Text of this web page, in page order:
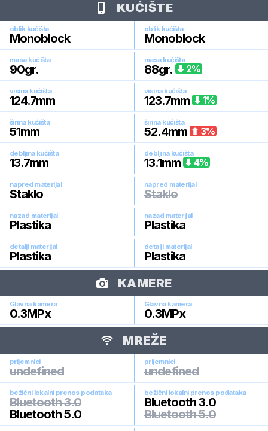
KUĆIŠTE
oblik kućišta
Monoblock
oblik kućišta
Monoblock
masa kućišta
90gr.
masa kućišta
88gr. 2%
visina kućišta
124.7mm
visina kućišta
123.7mm 1%
širina kućišta
51mm
širina kućišta
52.4mm 3%
debljina kućišta
13.7mm
debljina kućišta
13.1mm 4%
napred materijal
Staklo
napred materijal
Staklo
nazad materijal
Plastika
nazad materijal
Plastika
detalji materijal
Plastika
detalji materijal
Plastika
KAMERE
Glavna kamera
0.3MPx
Glavna kamera
0.3MPx
MREŽE
prijemnici
undefined
prijemnici
undefined
bežični lokalni prenos podataka
Bluetooth 3.0
Bluetooth 5.0
bežični lokalni prenos podataka
Bluetooth 3.0
Bluetooth 5.0